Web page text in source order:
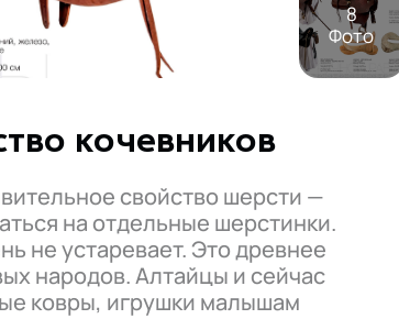
8
Фото
кочевников
свойство шерсти —
на отдельные шерстинки.
не устаревает. Это древнее
народов. Алтайцы и сейчас
ковры, игрушки малышам